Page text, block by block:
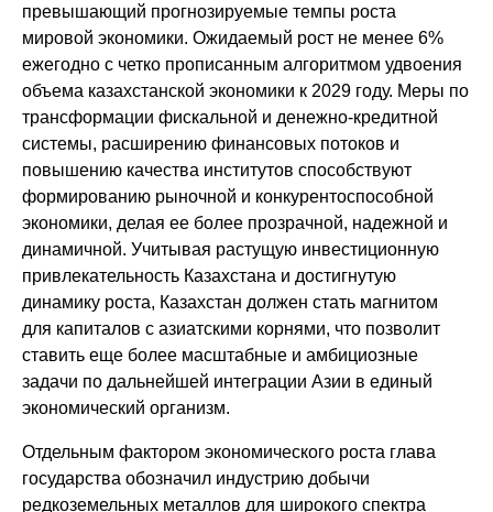
превышающий прогнозируемые темпы роста
мировой экономики. Ожидаемый рост не менее 6%
ежегодно с четко прописанным алгоритмом удвоения
объема казахстанской экономики к 2029 году. Меры по
трансформации фискальной и денежно-кредитной
системы, расширению финансовых потоков и
повышению качества институтов способствуют
формированию рыночной и конкурентоспособной
экономики, делая ее более прозрачной, надежной и
динамичной. Учитывая растущую инвестиционную
привлекательность Казахстана и достигнутую
динамику роста, Казахстан должен стать магнитом
для капиталов с азиатскими корнями, что позволит
ставить еще более масштабные и амбициозные
задачи по дальнейшей интеграции Азии в единый
экономический организм.
Отдельным фактором экономического роста глава
государства обозначил индустрию добычи
редкоземельных металлов для широкого спектра